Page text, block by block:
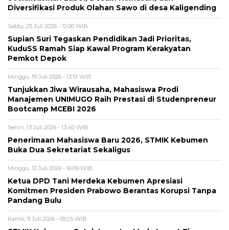
Diversifikasi Produk Olahan Sawo di desa Kaligending
Sabtu, 25 Juli 2026 - 12:00 WIB
Supian Suri Tegaskan Pendidikan Jadi Prioritas,
KuduSS Ramah Siap Kawal Program Kerakyatan
Pemkot Depok
Minggu, 19 Juli 2026 - 13:51 WIB
Tunjukkan Jiwa Wirausaha, Mahasiswa Prodi
Manajemen UNIMUGO Raih Prestasi di Studenpreneur
Bootcamp MCEBI 2026
Senin, 13 Juli 2026 - 13:40 WIB
Penerimaan Mahasiswa Baru 2026, STMIK Kebumen
Buka Dua Sekretariat Sekaligus
Minggu, 12 Juli 2026 - 16:09 WIB
Ketua DPD Tani Merdeka Kebumen Apresiasi
Komitmen Presiden Prabowo Berantas Korupsi Tanpa
Pandang Bulu
Kamis, 9 Juli 2026 - 09:25 WIB